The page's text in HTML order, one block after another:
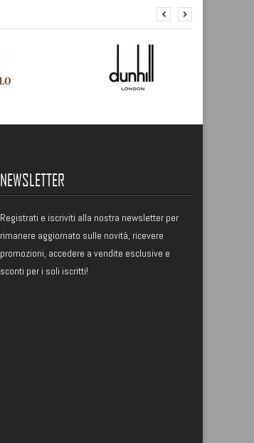
NEWSLETTER
Registrati e iscriviti alla nostra newsletter per
rimanere aggiornato sulle novità, ricevere
promozioni, accedere a vendite esclusive e
sconti per i soli iscritti!